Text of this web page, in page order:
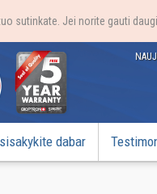
sutinkate. Jei norite gauti
dabar